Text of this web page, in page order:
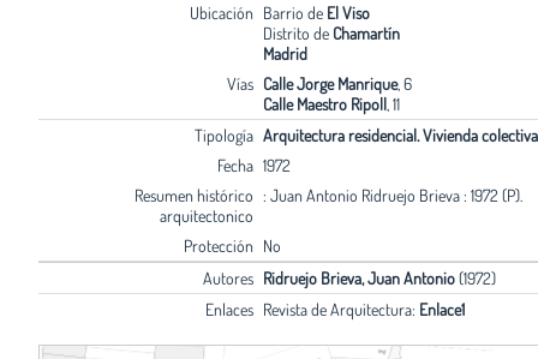
Ubicación Barrio de El Viso
Distrito de Chamartín
Madrid
Vías Calle Jorge Manrique, 6
Calle Maestro Ripoll, 11
Tipología Arquitectura residencial. Vivienda colectiva
Fecha 1972
Resumen histórico
arquitectonico
: Juan Antonio Ridruejo Brieva : 1972 (P).
Protección No
Autores Ridruejo Brieva, Juan Antonio(1972)
Enlaces Revista de Arquitectura: Enlace1